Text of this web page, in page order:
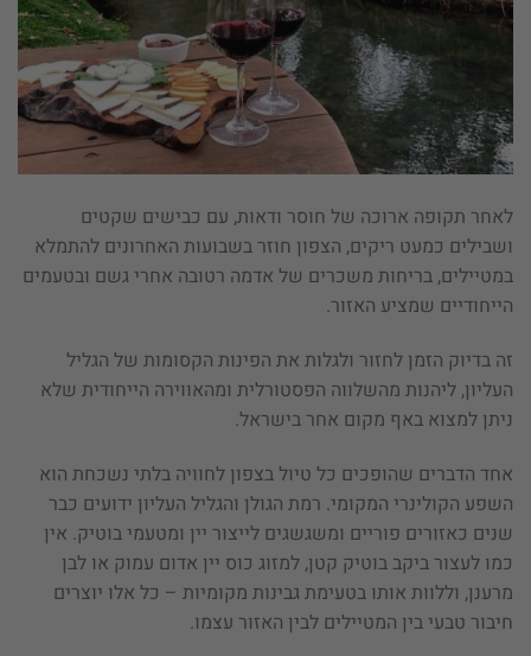
לאחר תקופה ארוכה של חוסר ודאות, עם כבישים שקטים
ושבילים כמעט ריקים, הצפון חוזר בשבועות האחרונים להתמלא
במטיילים, בריחות משכרים של אדמה רטובה אחרי גשם ובטעמים
הייחודיים שמציע האזור.
זה בדיוק הזמן לחזור ולגלות את הפינות הקסומות של הגליל
העליון, ליהנות מהשלווה הפסטורלית ומהאווירה הייחודית שלא
ניתן למצוא באף מקום אחר בישראל.
אחד הדברים שהופכים כל טיול בצפון לחוויה בלתי נשכחת הוא
השפע הקולינרי המקומי. רמת הגולן והגליל העליון ידועים כבר
שנים כאזורים פוריים ומשגשגים לייצור יין ומטעמי בוטיק. אין
כמו לעצור ביקב בוטיק קטן, למזוג כוס יין אדום עמוק או לבן
מרענן, וללוות אותו בטעימת גבינות מקומיות – כל אלו יוצרים
חיבור טבעי בין המטיילים לבין האזור עצמו.